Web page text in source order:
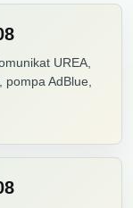
UREA,
AdBlue,